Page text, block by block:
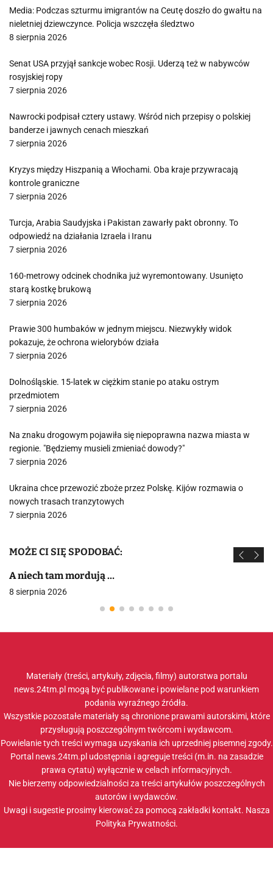
Media: Podczas szturmu imigrantów na Ceutę doszło do gwałtu na
nieletniej dziewczynce. Policja wszczęła śledztwo
8 sierpnia 2026
Senat USA przyjął sankcje wobec Rosji. Uderzą też w nabywców
rosyjskiej ropy
7 sierpnia 2026
Nawrocki podpisał cztery ustawy. Wśród nich przepisy o polskiej
banderze i jawnych cenach mieszkań
7 sierpnia 2026
Kryzys między Hiszpanią a Włochami. Oba kraje przywracają
kontrole graniczne
7 sierpnia 2026
Turcja, Arabia Saudyjska i Pakistan zawarły pakt obronny. To
odpowiedź na działania Izraela i Iranu
7 sierpnia 2026
160-metrowy odcinek chodnika już wyremontowany. Usunięto
starą kostkę brukową
7 sierpnia 2026
Prawie 300 humbaków w jednym miejscu. Niezwykły widok
pokazuje, że ochrona wielorybów działa
7 sierpnia 2026
Dolnośląskie. 15-latek w ciężkim stanie po ataku ostrym
przedmiotem
7 sierpnia 2026
Na znaku drogowym pojawiła się niepoprawna nazwa miasta w
regionie. "Będziemy musieli zmieniać dowody?"
7 sierpnia 2026
Ukraina chce przewozić zboże przez Polskę. Kijów rozmawia o
nowych trasach tranzytowych
7 sierpnia 2026
MOŻE CI SIĘ SPODOBAĆ:
A niech tam mordują …
8 sierpnia 2026
Materiały (treści, artykuły, zdjęcia, filmy) autorstwa portalu
news.24tm.pl mogą być publikowane i powielane pod warunkiem
podania wyraźnego źródła.
Wszystkie pozostałe materiały są chronione prawami autorskimi, które
przysługują poszczególnym twórcom i wydawcom.
Powielanie tych treści wymaga uzyskania ich uprzedniej pisemnej zgody.
Portal news.24tm.pl udostępnia i agreguje treści (m.in. na zasadzie
prawa cytatu) wyłącznie w celach informacyjnych.
Nie bierzemy odpowiedzialności za treści artykułów poszczególnych
autorów i wydawców.
Uwagi i sugestie prosimy kierować za pomocą zakładki kontakt. Nasza
Polityka Prywatności.